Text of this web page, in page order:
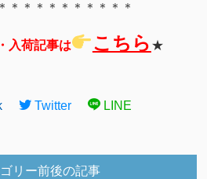
＊＊＊＊＊＊＊＊＊＊
入荷記事は こちら ★
Twitter LINE
リー前後の記事